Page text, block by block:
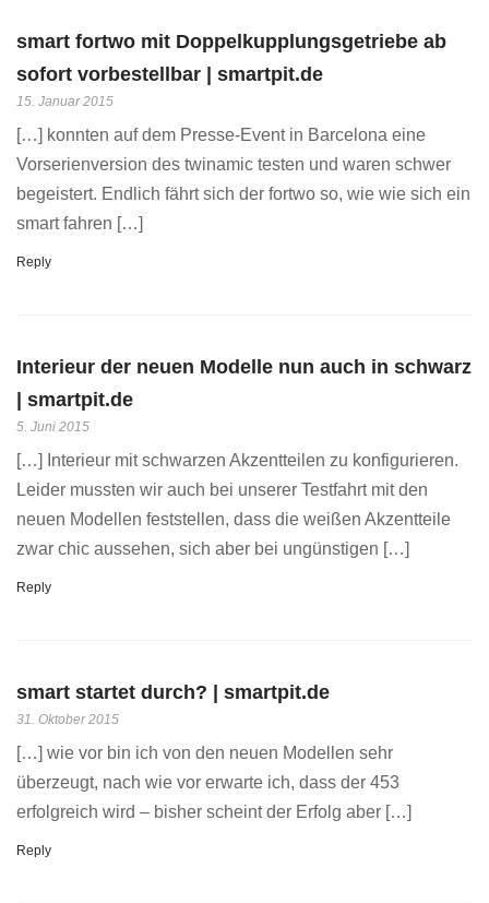
smart fortwo mit Doppelkupplungsgetriebe ab
sofort vorbestellbar | smartpit.de
15. Januar 2015
[…] konnten auf dem Presse-Event in Barcelona eine
Vorserienversion des twinamic testen und waren schwer
begeistert. Endlich fährt sich der fortwo so, wie wie sich ein
smart fahren […]
Reply
Interieur der neuen Modelle nun auch in schwarz
| smartpit.de
5. Juni 2015
[…] Interieur mit schwarzen Akzentteilen zu konfigurieren.
Leider mussten wir auch bei unserer Testfahrt mit den
neuen Modellen feststellen, dass die weißen Akzentteile
zwar chic aussehen, sich aber bei ungünstigen […]
Reply
smart startet durch? | smartpit.de
31. Oktober 2015
[…] wie vor bin ich von den neuen Modellen sehr
überzeugt, nach wie vor erwarte ich, dass der 453
erfolgreich wird – bisher scheint der Erfolg aber […]
Reply